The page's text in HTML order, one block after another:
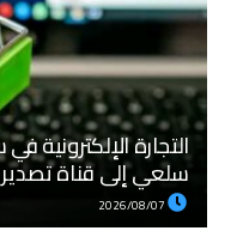
التجارة
سلعي إلى قناة